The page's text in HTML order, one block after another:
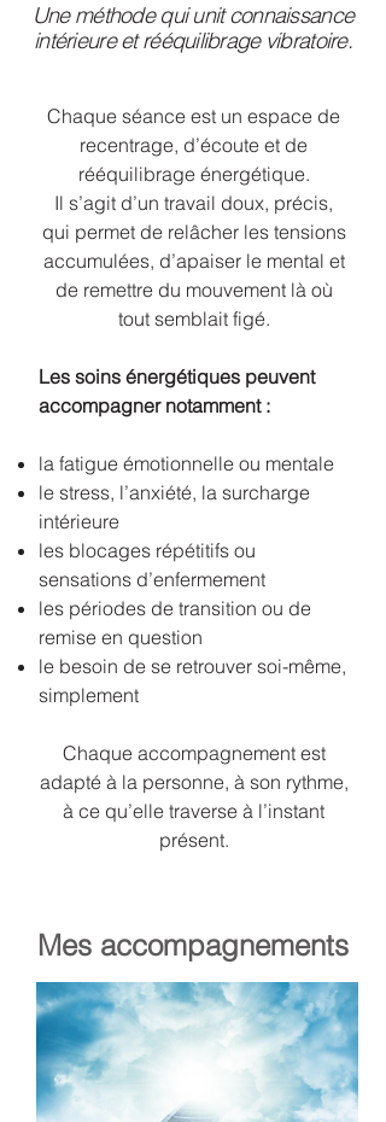
Une méthode qui unit connaissance
intérieure et rééquilibrage vibratoire.
Chaque séance est un espace de
recentrage, d’écoute et de
rééquilibrage énergétique.
Il s’agit d’un travail doux, précis,
qui permet de relâcher les tensions
accumulées, d’apaiser le mental et
de remettre du mouvement là où
tout semblait figé.
Les soins énergétiques peuvent
accompagner notamment :
la fatigue émotionnelle ou mentale
le stress, l’anxiété, la surcharge
intérieure
les blocages répétitifs ou
sensations d’enfermement
les périodes de transition ou de
remise en question
le besoin de se retrouver soi-même,
simplement
Chaque accompagnement est
adapté à la personne, à son rythme,
à ce qu’elle traverse à l’instant
présent.
Mes accompagnements